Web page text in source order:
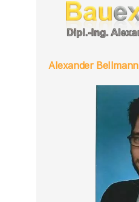
Alexander Bellmann